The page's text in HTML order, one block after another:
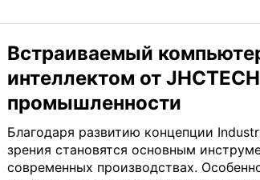
Встраиваемый
интеллектом от
промышленности
Благодаря развитию концепции
зрения становятся основным
современных производствах.